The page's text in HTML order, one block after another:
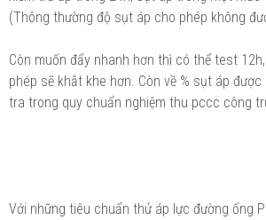
(Thông thường độ sụt áp cho phép không
Còn muốn đẩy nhanh hơn thì có thể test
phép sẽ khắt khe hơn. Còn về % sụt áp
tra trong quy chuẩn nghiệm thu pccc công
Với những tiêu chuẩn thử áp lực đường ống